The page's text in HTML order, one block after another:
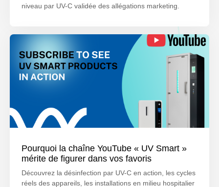
niveau par UV-C validée des allégations marketing.
Pourquoi la chaîne YouTube « UV Smart »
mérite de figurer dans vos favoris
Découvrez la désinfection par UV-C en action, les cycles
réels des appareils, les installations en milieu hospitalier